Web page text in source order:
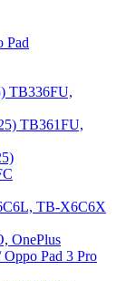
Pad
TB336FU,
TB361FU,
TB-X6C6X
OnePlus
Oppo Pad 3 Pro